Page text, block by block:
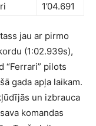
1’04.691
jau ar pirmo
(1:02.939s),
“Ferrari” pilots
gada apļa laikam.
un izbrauca
komandas